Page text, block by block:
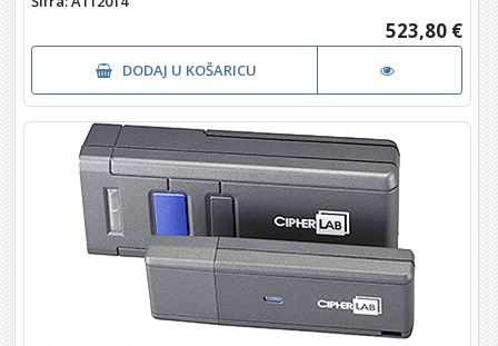
523,80 €
DODAJ U KOŠARICU